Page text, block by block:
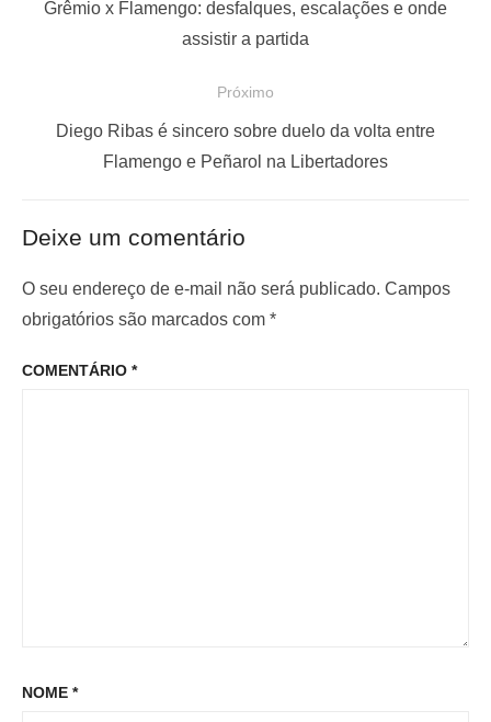
o
e
P
o
i
o
:
Grêmio x Flamengo: desfalques, escalações e onde
assistir a partida
Próximo
m
o
o
Diego Ribas é sincero sobre duelo da volta entre
Flamengo e Peñarol na Libertadores
Deixe um comentário
O seu endereço de e-mail não será publicado. Campos
obrigatórios são marcados com *
COMENTÁRIO *
NOME *